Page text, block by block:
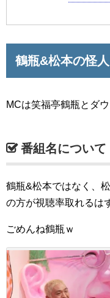
鶴瓶&松本の怪
MCは笑福亭鶴瓶とダ
番組名について
鶴瓶&松本ではなく、
の方が視聴率取れるは
ごめんね鶴瓶ｗ